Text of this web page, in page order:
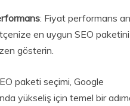
: Fiyat performans
en uygun SEO paketini
gösterin.
paketi seçimi, Google
yükseliş için temel bir